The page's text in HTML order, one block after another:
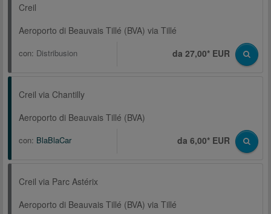
Creil
Aeroporto di Beauvais Tillé (BVA) via Tillé
con: Distribusion da 27,00* EUR
Creil via Chantilly
Aeroporto di Beauvais Tillé (BVA)
con: BlaBlaCar da 6,00* EUR
Creil via Parc Astérix
Aeroporto di Beauvais Tillé (BVA) via Tillé